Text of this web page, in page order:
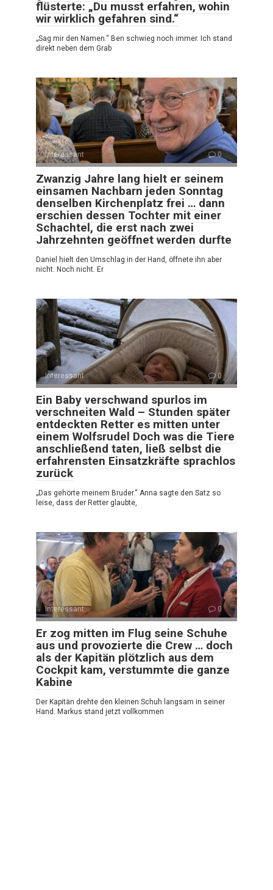
flüsterte: „Du musst erfahren, wohin
wir wirklich gefahren sind.“
„Sag mir den Namen.“ Ben schwieg noch immer. Ich stand
direkt neben dem Grab
Interessant 0
Zwanzig Jahre lang hielt er seinem
einsamen Nachbarn jeden Sonntag
denselben Kirchenplatz frei … dann
erschien dessen Tochter mit einer
Schachtel, die erst nach zwei
Jahrzehnten geöffnet werden durfte
Daniel hielt den Umschlag in der Hand, öffnete ihn aber
nicht. Noch nicht. Er
Interessant 0
Ein Baby verschwand spurlos im
verschneiten Wald – Stunden später
entdeckten Retter es mitten unter
einem Wolfsrudel Doch was die Tiere
anschließend taten, ließ selbst die
erfahrensten Einsatzkräfte sprachlos
zurück
„Das gehörte meinem Bruder.“ Anna sagte den Satz so
leise, dass der Retter glaubte,
Interessant 0
Er zog mitten im Flug seine Schuhe
aus und provozierte die Crew … doch
als der Kapitän plötzlich aus dem
Cockpit kam, verstummte die ganze
Kabine
Der Kapitän drehte den kleinen Schuh langsam in seiner
Hand. Markus stand jetzt vollkommen